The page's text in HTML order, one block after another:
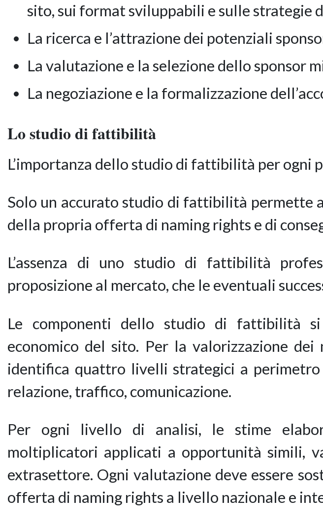
sito, sui format sviluppabili e sulle strategie
La ricerca e l’attrazione dei potenziali
La valutazione e la selezione dello sponsor
La negoziazione e la formalizzazione
Lo studio di fattibilità
L’importanza dello studio di fattibilità per ogni
Solo un accurato studio di fattibilità permette
della propria offerta di naming rights e di
L’assenza di uno studio di fattibilità
proposizione al mercato, che le eventuali
Le componenti dello studio di fattibilità
economico del sito. Per la valorizzazione
identifica quattro livelli strategici a
relazione, traffico, comunicazione.
Per ogni livello di analisi, le stime
moltiplicatori applicati a opportunità simili,
extrasettore. Ogni valutazione deve essere
offerta di naming rights a livello nazionale e